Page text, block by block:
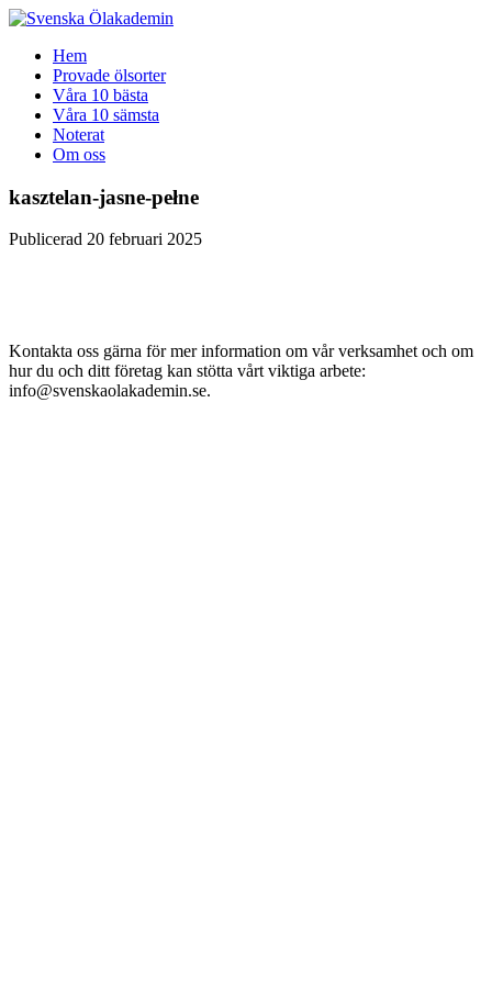
vidare
innehåll
Hem
Provade ölsorter
Våra 10 bästa
Våra 10 sämsta
Noterat
Om oss
kasztelan-jasne-pełne
Publicerad 20 februari 2025
Kontakta oss gärna för mer information om vår verksamhet och om
hur du och ditt företag kan stötta vårt viktiga arbete:
info@svenskaolakademin.se.